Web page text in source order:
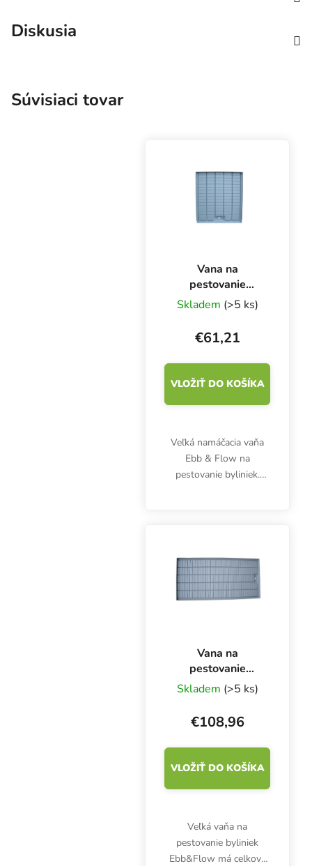
Diskusia
Súvisiaci tovar
Vana na
pestovanie
Ebb&Flow
100x100 cm
Skladem (>5 ks)
€61,21
VLOŽIŤ DO KOŠÍKA
Veľká namáčacia vaňa
Ebb & Flow na
pestovanie byliniek.
akýmkoľvek substrátom.
Na pestovanie na 1 m2.
Vana na
pestovanie
Ebb&Flow
100x200 cm
Skladem (>5 ks)
€108,96
VLOŽIŤ DO KOŠÍKA
Veľká vaňa na
pestovanie byliniek
Ebb&Flow má celkové